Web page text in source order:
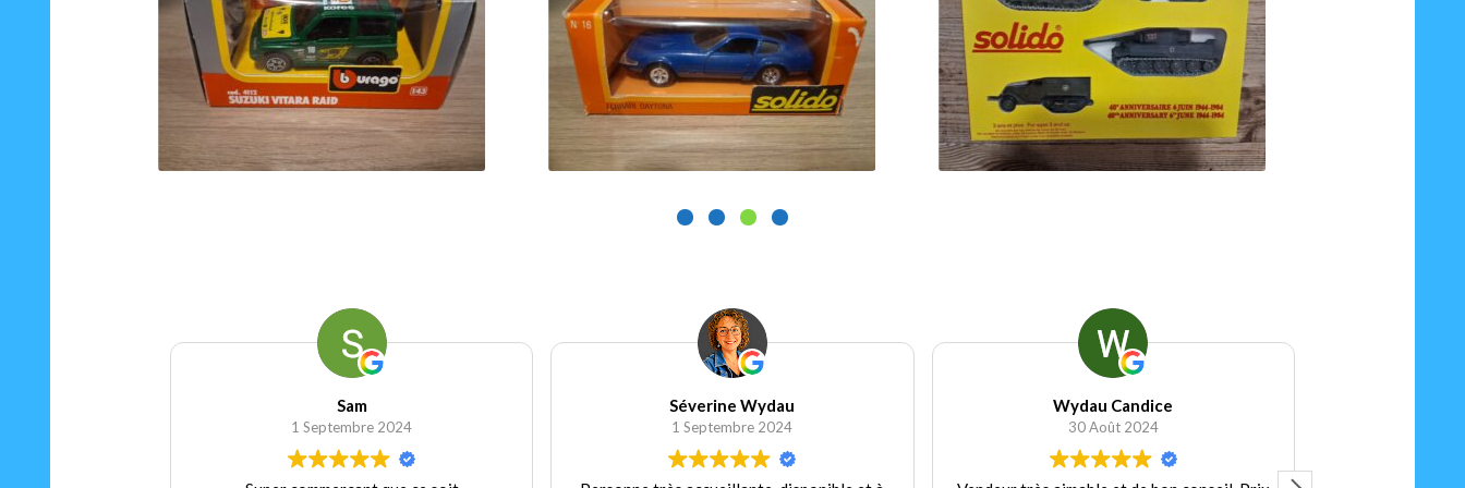
75.00€
Ajouter au panier
9.90€
Ajouter au panier
9.90€
Ajouter au panier
Séverine Wydau
1 Septembre 2024
Wydau Candice
30 Août 2024
Football Shirt Vintage
15 Janvier 2024